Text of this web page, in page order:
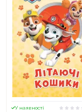
У наявності